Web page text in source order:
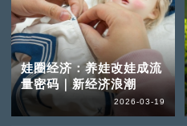
娃圈经济：养娃改娃成流
量密码｜新经济浪潮
2026-03-19